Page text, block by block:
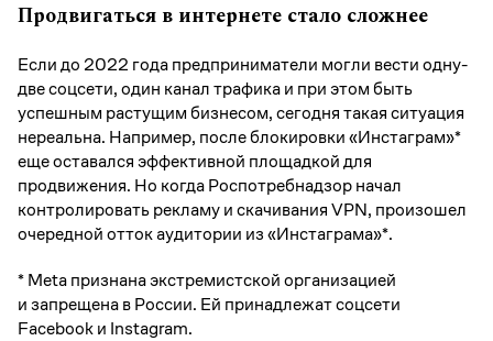
Продвигаться в интернете стало сложнее
Если до 2022 года предприниматели могли вести одну-
две соцсети, один канал трафика и при этом быть
успешным растущим бизнесом, сегодня такая ситуация
нереальна. Например, после блокировки «Инстаграм»*
еще оставался эффективной площадкой для
продвижения. Но когда Роспотребнадзор начал
контролировать рекламу и скачивания VPN, произошел
очередной отток аудитории из «Инстаграма»*.
* Meta признана экстремистской организацией
и запрещена в России. Ей принадлежат соцсети
Facebook и Instagram.